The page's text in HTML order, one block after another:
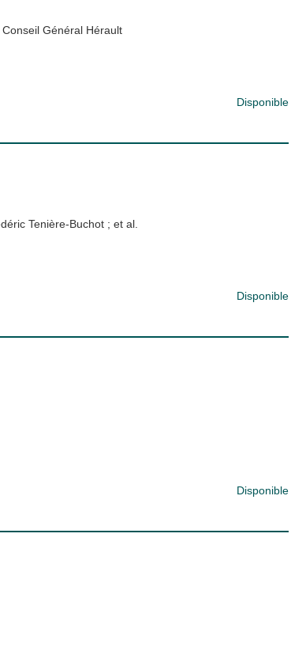
Conseil Général Hérault
Disponible
Tenière-Buchot ; et al.
Disponible
Disponible